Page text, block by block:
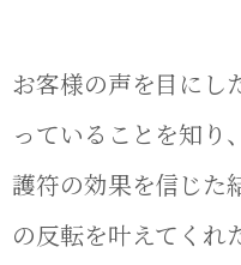
お客様の声を目にし
っていることを知り
護符の効果を信じた
の反転を叶えてくれ